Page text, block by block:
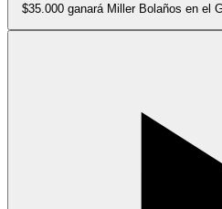
$35.000 ganará Miller Bolaños en el